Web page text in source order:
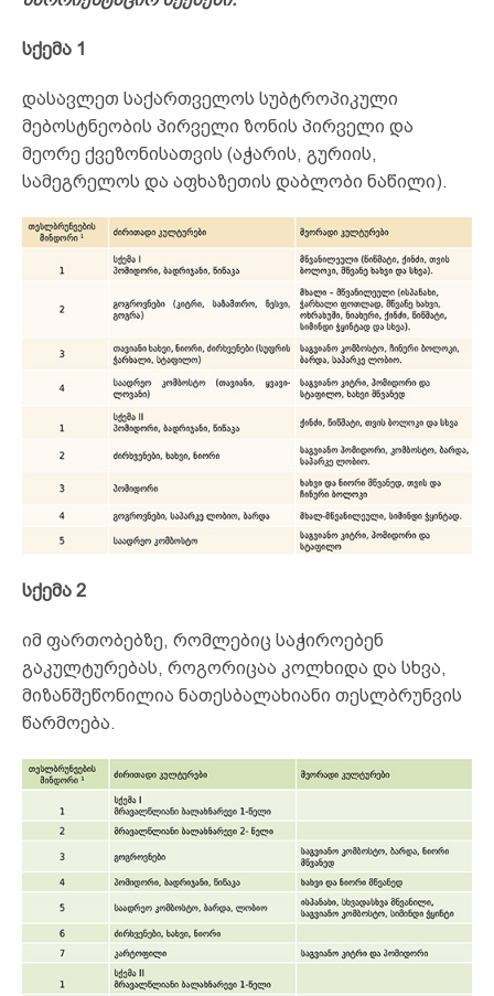
სქემა 1
დასავლეთ საქართველოს სუბტროპიკული
მებოსტნეობის პირველი ზონის პირველი და
მეორე ქვეზონისათვის (აჭარის, გურიის,
სამეგრელოს და აფხაზეთის დაბლობი ნაწილი).
სქემა 2
იმ ფართობებზე, რომლებიც საჭიროებენ
გაკულტურებას, როგორიცაა კოლხიდა და სხვა,
მიზანშეწონილია ნათესბალახიანი თესლბრუნვის
წარმოება.